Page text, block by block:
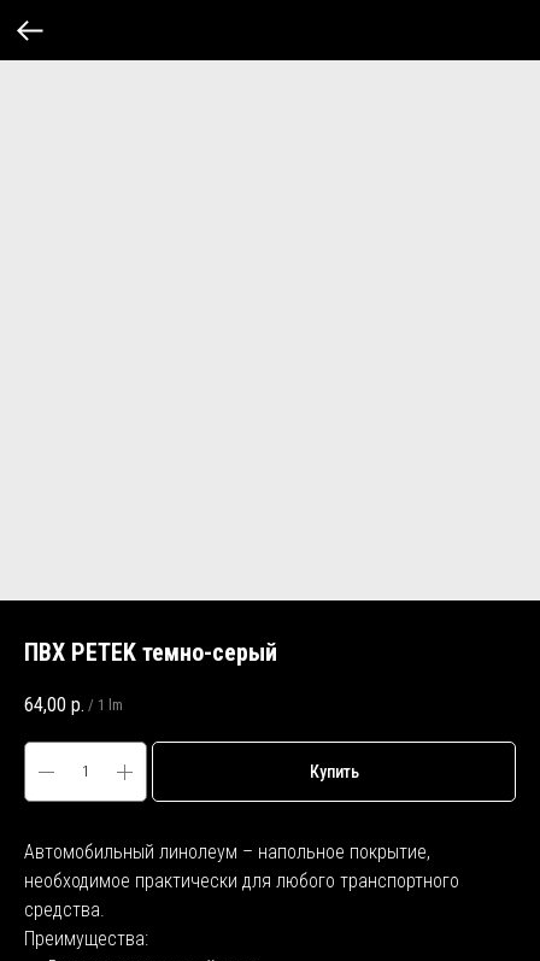
ПВХ PETEK темно-серый
64,00 р. / 1 lm
Купить
Автомобильный линолеум – напольное покрытие,
необходимое практически для любого транспортного
средства.
Преимущества: